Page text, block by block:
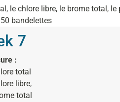
le chlore libre, le brome total,
bandelettes
7
:
total
libre,
total